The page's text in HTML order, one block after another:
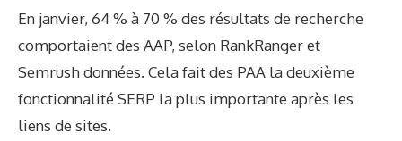
En janvier, 64 % à 70 % des résultats de recherche
comportaient des AAP, selon RankRangeret
Semrushdonnées. Cela fait des PAA la deuxième
fonctionnalité SERP la plus importante après les
liens de sites.